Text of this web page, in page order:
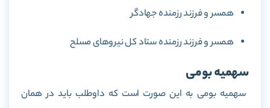
همسر و فرزند رزمنده جهادگر
همسر و فرزند رزمنده ستاد کل نیروهای مسلح
سهمیه بومی
سهمیه بومی به این صورت است که داوطلب باید در همان